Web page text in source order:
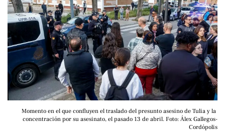
Momento en el que confluyen el traslado del presunto asesino de Tulia y la
concentración por su asesinato, el pasado 13 de abril. Foto: Álex Gallegos-
Cordópolis